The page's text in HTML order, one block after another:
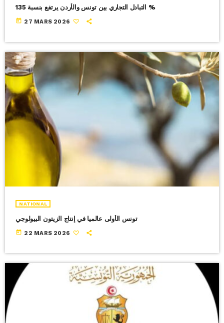
التبادل التجاري بين تونس والأردن يرتفع بنسبة 135 %
today 27 MARS 2026
NATIONAL
تونس الأولى عالميا في إنتاج الزيتون البيولوجي
today 22 MARS 2026